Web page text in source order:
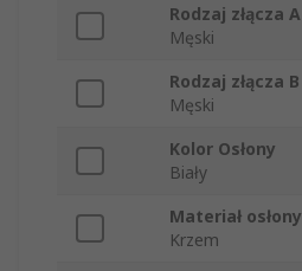
Rodzaj złącza A
Męski
Rodzaj złącza B
Męski
Kolor Osłony
Biały
Materiał osłony
Krzem